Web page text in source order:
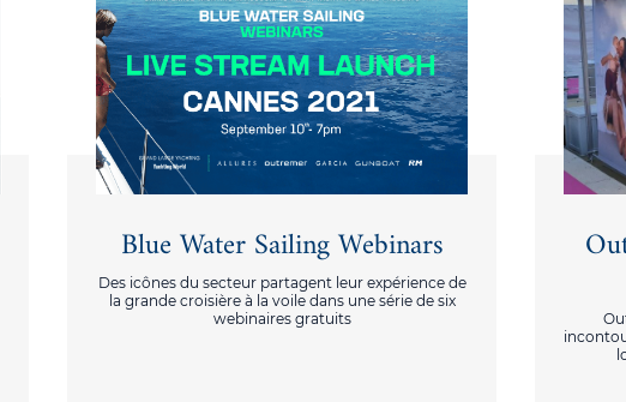
Blue Water Sailing Webinars
Des icônes du secteur partagent leur expérience de
la grande croisière à la voile dans une série de six
webinaires gratuits